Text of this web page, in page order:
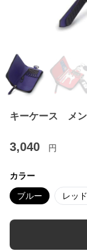
キーケース メン
3,040 円
カラー
ブルー レッド